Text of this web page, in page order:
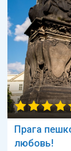
Прага
любовь!